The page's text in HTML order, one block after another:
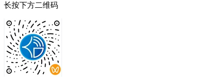
长按下方二维码